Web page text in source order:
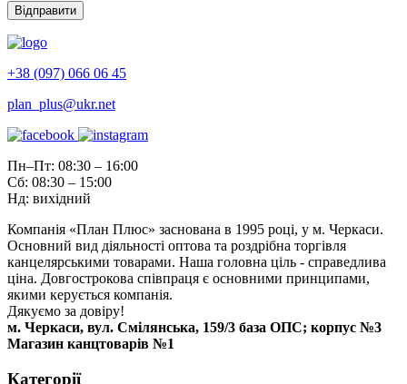
+38 (097) 066 06 45
plan_plus@ukr.net
Пн–Пт: 08:30 – 16:00
Сб: 08:30 – 15:00
Нд: вихідний
Компанія «План Плюс» заснована в 1995 році, у м. Черкаси.
Основний вид діяльності оптова та роздрібна торгівля
канцелярськими товарами. Наша головна ціль - справедлива
ціна. Довгострокова співпраця є основними принципами,
якими керується компанія.
Дякуємо за довіру!
м. Черкаси, вул. Смілянська, 159/3 база ОПС; корпус №3
Магазин канцтоварів №1
Категорії